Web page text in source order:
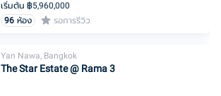
เริ่มต้น ฿5,960,000
96 ห้อง รอการรีวิว
Yan Nawa, Bangkok
The Star Estate @ Rama 3